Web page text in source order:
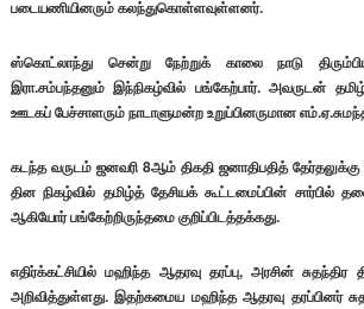
படையணியினரும் கலந்துகொள்ளவுள்ளனர்.
ஸ்கொட்லாந்து சென்று நேற்றுக் காலை நாடு
இரா.சம்பந்தனும் இந்நிகழ்வில் பங்கேற்பார். அவருடன்
ஊடகப் பேச்சாளரும் நாடாளுமன்ற உறுப்பினருமான
கடந்த வருடம் ஜனவரி 8ஆம் திகதி ஜனாதிபதித்
தின நிகழ்வில் தமிழ்த் தேசியக் கூட்டமைப்பின் சார்பில்
ஆகியோர் பங்கேற்றிருந்தமை குறிப்பிடத்தக்கது.
எதிர்க்கட்சியில் மஹிந்த ஆதரவு தரப்பு, அரசின்
அறிவித்துள்ளது. இதற்கமைய மஹிந்த ஆதரவு தரப்பினர்